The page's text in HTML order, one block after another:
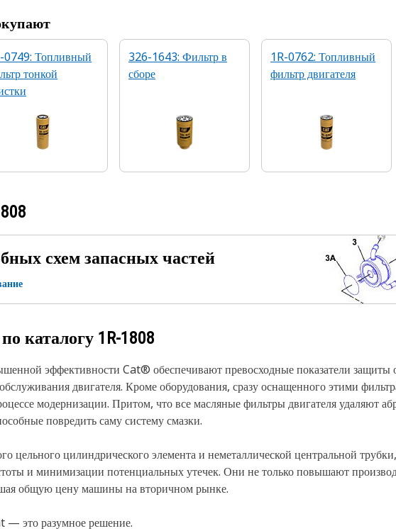
0749: Топливный
тонкой
326-1643: Фильтр в
сборе
1R-0762: Топливный
фильтр двигателя
схем запасных частей
каталогу 1R-1808
эффективности Cat® обеспечивают превосходные показатели защиты
двигателя. Кроме оборудования, сразу оснащенного этими
модернизации. Притом, что все масляные фильтры двигателя удаляют
повредить саму систему смазки.
цельного цилиндрического элемента и неметаллической центральной
и минимизации потенциальных утечек. Они не только повышают
общую цену машины на вторичном рынке.
— это разумное решение.